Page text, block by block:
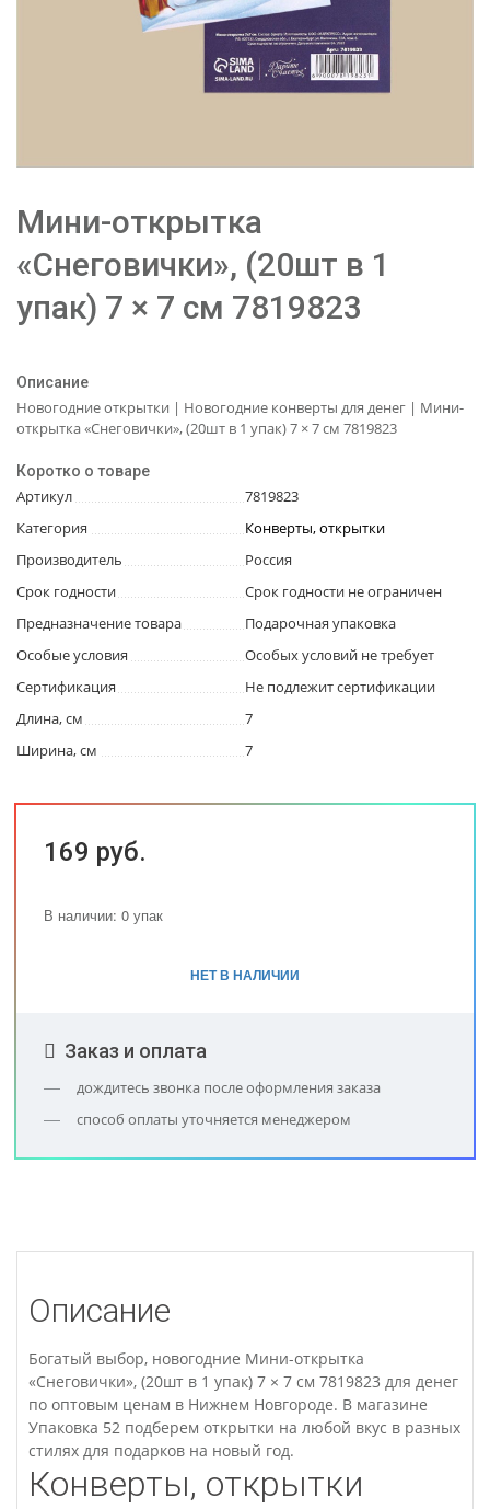
Мини-открытка
«Снеговички», (20шт в 1
упак) 7 × 7 см 7819823
Описание
Новогодние открытки | Новогодние конверты для денег | Мини-
открытка «Снеговички», (20шт в 1 упак) 7 × 7 см 7819823
Коротко о товаре
Артикул
7819823
Категория
Конверты, открытки
Производитель
Россия
Срок годности
Срок годности не ограничен
Предназначение товара
Подарочная упаковка
Особые условия
Особых условий не требует
Сертификация
Не подлежит сертификации
Длина, см
7
Ширина, см
7
169 руб.
В наличии: 0 упак
НЕТ В НАЛИЧИИ
Заказ и оплата
дождитесь звонка после оформления заказа
способ оплаты уточняется менеджером
Описание
Богатый выбор, новогодние Мини-открытка
«Снеговички», (20шт в 1 упак) 7 × 7 см 7819823 для денег
по оптовым ценам в Нижнем Новгороде. В магазине
Упаковка 52 подберем открытки на любой вкус в разных
стилях для подарков на новый год.
Конверты, открытки